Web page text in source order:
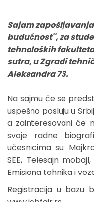
Sajam zapošljavanja
budućnost'', za
tehnoloških
sutra, u Zgradi
Aleksandra 73.
Na sajmu će se
uspešno posluju u
a zainteresovani će
svoje radne
učesnicima su:
SEE, Telesajn
Emisiona tehnika i
Registracija u bazu